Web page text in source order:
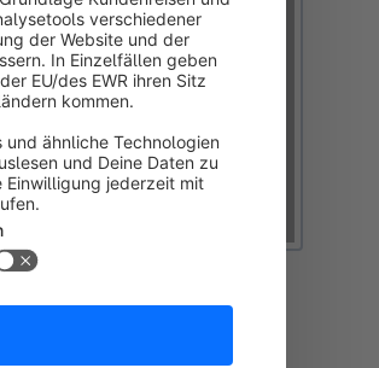
oder Produkte) aufgelistet, die